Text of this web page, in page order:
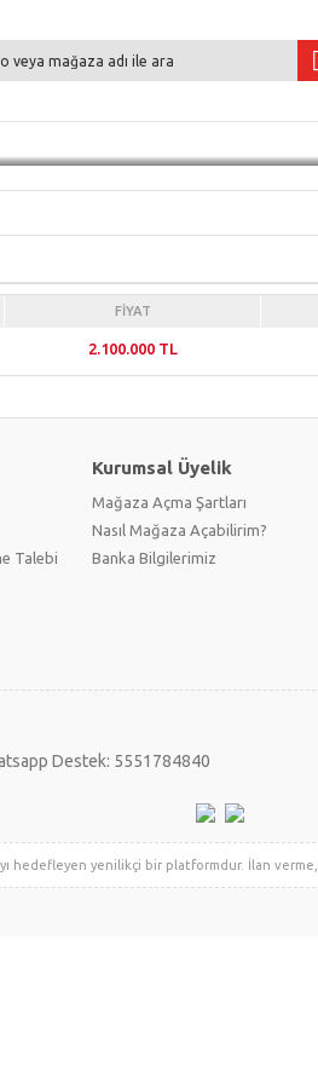
FIYAT
2.100.000 TL
Talebi
Kurumsal Üyelik
Mağaza Açma Şartları
Nasıl Mağaza Açabilirim?
Banka Bilgilerimiz
Destek: 5551784840
hedefleyen yenilikçi bir platformdur. İlan